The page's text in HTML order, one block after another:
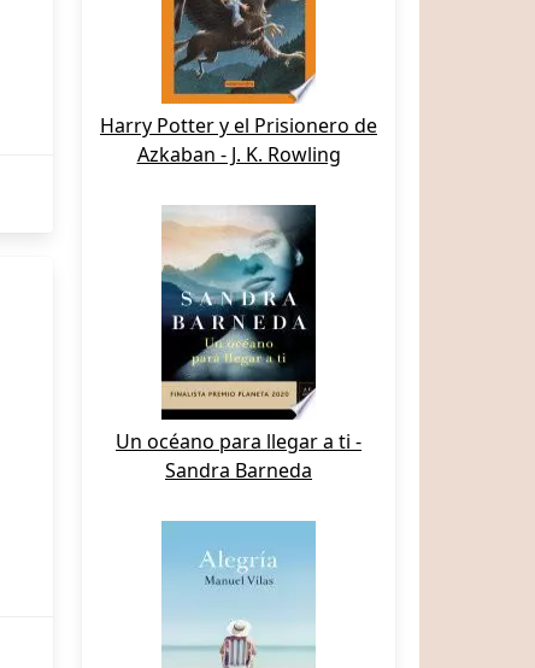
Harry Potter y el Prisionero de
Azkaban - J. K. Rowling
Un océano para llegar a ti -
Sandra Barneda